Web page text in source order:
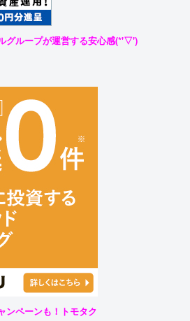
グループが運営する安心感(*'▽')
ンペーンも！トモタク